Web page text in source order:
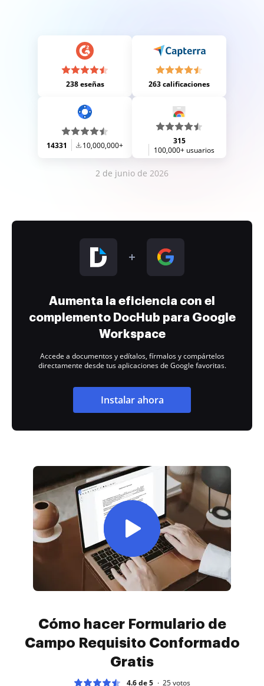
238 eseñas 263 calificaciones
14331 10,000,000+
315
100,000+ usuarios
2 de junio de 2026
Aumenta la eficiencia con el
complemento DocHub para Google
Workspace
Accede a documentos y edítalos, fírmalos y compártelos
directamente desde tus aplicaciones de Google favoritas.
Instalar ahora
Cómo hacer Formulario de
Campo Requisito Conformado
Gratis
4.6 de 5 25votos